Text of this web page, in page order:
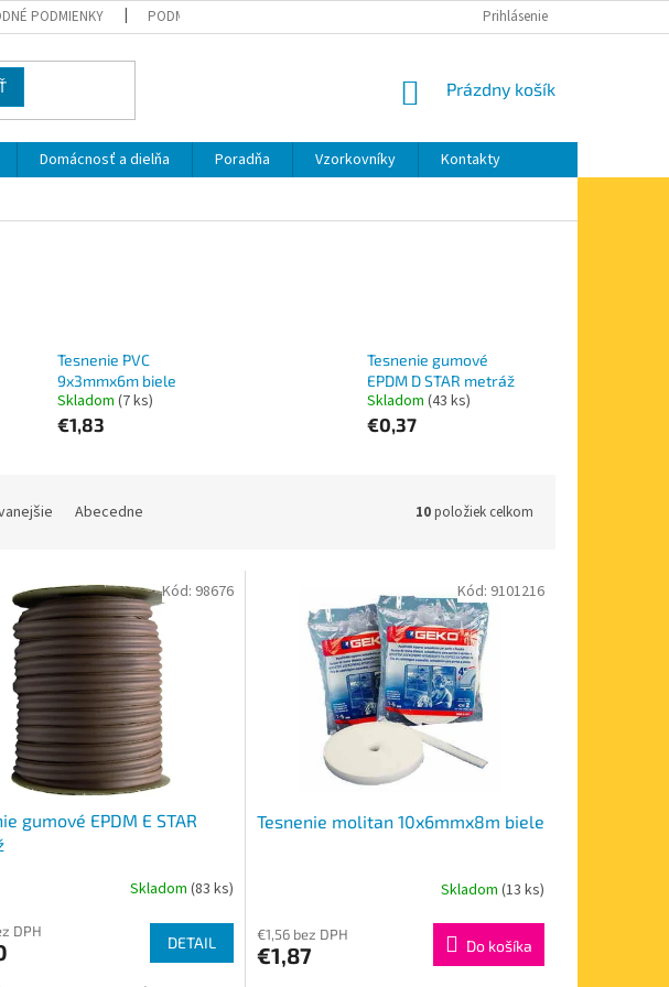
PODMIENKY PODMIENKY OCHRANY OSOBNÝCH ÚDAJOV MOJA OBJEDNÁVKA
Prihlásenie
NÁKUPNÝ
Prázdny košík
Domácnosť a dielňa Poradňa Vzorkovníky
Kontakty
Tesnenie PVC
9x3mmx6m biele
Skladom (7 ks)
€1,83
Tesnenie gumové
EPDM D STAR metráž
Skladom (43 ks)
€0,37
Abecedne 10položiek celkom
gumové EPDM E STAR
Skladom (83 ks)
DPH
DETAIL
Kód: 98676
Tesnenie molitan 10x6mmx8m biele
Skladom (13 ks)
€1,56 bez DPH
€1,87 Do košíka
Kód: 9101216